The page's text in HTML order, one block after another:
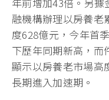
融機構辦理以房養老
度628億元，今年首
下歷年同期新高，而
顯示以房養老市場高
長期進入加速期。